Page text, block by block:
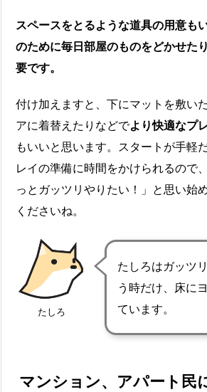
スペースをとるような道具の用意も
のために毎日部屋のものをどかせた
要です。
付け加えますと、下にマットを敷い
アに着替えたりなどでより快適なプ
もいいと思います。スタートが手軽
レイの準備に時間をかけられるので
っとガッツリやりたい！」と思い始
くださいね。
たしろ
たしろはガッツ
う時だけ、床に
ています。
マンション、アパート民